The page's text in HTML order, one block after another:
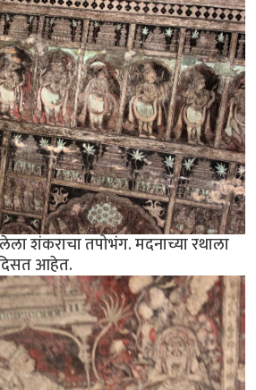
शंकराचा तपोभंग. मदनाच्या रथाला
आहेत.